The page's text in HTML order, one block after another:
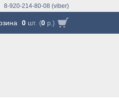
8-920-214-80-08 (viber)
0 шт. (0 р.)